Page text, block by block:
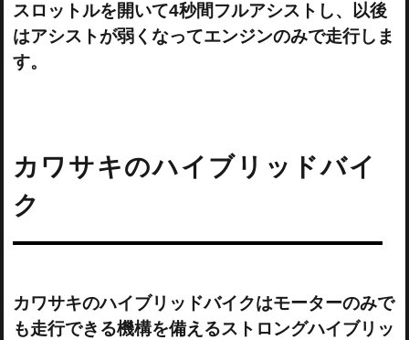
スロットルを開いて4秒間フルアシストし、以後
はアシストが弱くなってエンジンのみで走行しま
す。
カワサキのハイブリッドバイ
ク
カワサキのハイブリッドバイクはモーターのみで
も走行できる機構を備えるストロングハイブリッ